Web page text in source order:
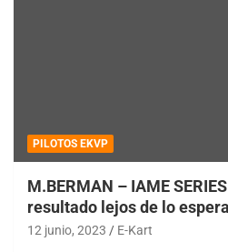
PILOTOS EKVP
M.BERMAN – IAME
resultado lejos de lo
12 junio, 2023 E-Kart